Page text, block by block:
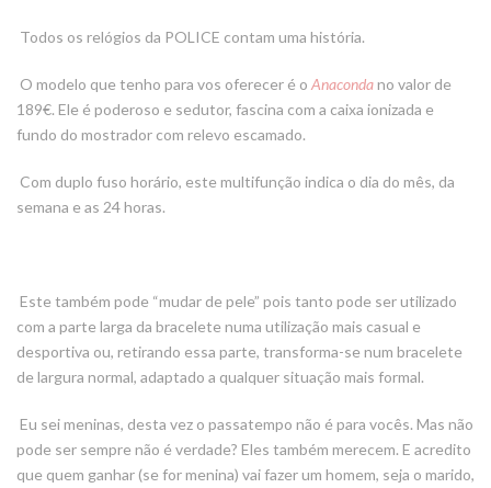
Todos os relógios da POLICE contam uma história.
O modelo que tenho para vos oferecer é o Anacondano valor de
189€. Ele é poderoso e sedutor, fascina com a caixa ionizada e
fundo do mostrador com relevo escamado.
Com duplo fuso horário, este multifunção indica o dia do mês, da
semana e as 24 horas.
Este também pode “mudar de pele” pois tanto pode ser utilizado
com a parte larga da bracelete numa utilização mais casual e
desportiva ou, retirando essa parte, transforma-se num bracelete
de largura normal, adaptado a qualquer situação mais formal.
Eu sei meninas, desta vez o passatempo não é para vocês. Mas não
pode ser sempre não é verdade? Eles também merecem. E acredito
que quem ganhar (se for menina) vai fazer um homem, seja o marido,